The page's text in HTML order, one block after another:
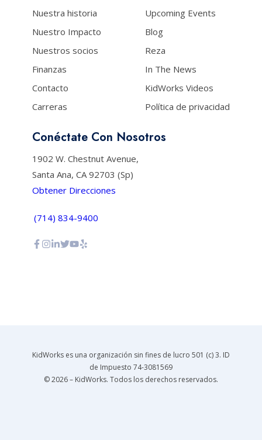
Nuestra historia
Nuestro Impacto
Nuestros socios
Finanzas
Contacto
Carreras
Upcoming Events
Blog
Reza
In The News
KidWorks Videos
Política de privacidad
Conéctate Con Nosotros
1902 W. Chestnut Avenue,
Santa Ana, CA 92703 (Sp)
Obtener Direcciones
(714) 834-9400
KidWorks es una organización sin fines de lucro 501 (c) 3. ID
de Impuesto 74-3081569
© 2026 – KidWorks. Todos los derechos reservados.